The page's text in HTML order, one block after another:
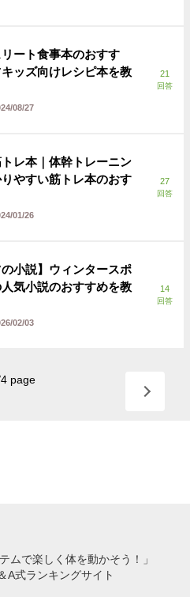
ート食事本のおすす
ッズ向けレシピ本を教
08/27
21
回答
レ本｜体幹トレーニン
やすい筋トレ本のおす
01/26
27
回答
の小説】ウィンタースポ
気小説のおすすめを教
02/03
14
回答
4 page
ムで楽しく体を動かそう！」
A式ランキングサイト